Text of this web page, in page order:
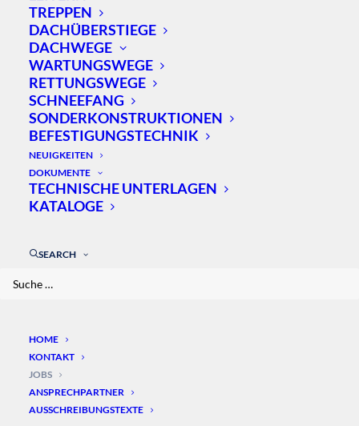
TREPPEN
DACHÜBERSTIEGE
DACHWEGE
WARTUNGSWEGE
RETTUNGSWEGE
SCHNEEFANG
SONDERKONSTRUKTIONEN
BEFESTIGUNGSTECHNIK
NEUIGKEITEN
DOKUMENTE
TECHNISCHE UNTERLAGEN
KATALOGE
SEARCH
HOME
KONTAKT
JOBS
ANSPRECHPARTNER
AUSSCHREIBUNGSTEXTE
Zur Zeit sind alle Stellen
besetzt.
FORDERN SIE UNS –
WIR SIND FÜR SIE DA